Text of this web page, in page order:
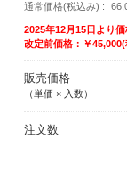
通常価格(税込み)
2025年12月15日より
改定前価格：￥
販売価格
（単価 × 入数）
注文数